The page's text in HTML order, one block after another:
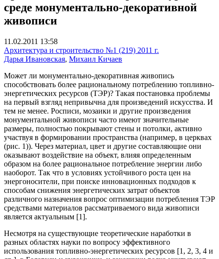
среде монументально-декоративной
живописи
11.02.2011 13:58
Архитектура и строительство №1 (219) 2011 г.
Дарья Ивановская, Михаил Кичаев
Может ли монументально-декоративная живопись
способствовать более рациональному потреблению топливно-
энергетических ресурсов (ТЭР)? Такая постановка проблемы
на первый взгляд непривычна для произведений искусства. И
тем не менее. Росписи, мозаики и другие произведения
монументальной живописи часто имеют значительные
размеры, полностью покрывают стены и потолки, активно
участвуя в формировании пространства (например, в церквах
(рис. 1)). Через материал, цвет и другие составляющие они
оказывают воздействие на объект, влияя определенным
образом на более рациональное потребление энергии либо
наоборот. Так что в условиях устойчивого роста цен на
энергоносители, при поиске инновационных подходов к
способам снижения энергетических затрат объектов
различного назначения вопрос оптимизации потребления ТЭР
средствами материалов рассматриваемого вида живописи
является актуальным [1].
Несмотря на существующие теоретические наработки в
разных областях науки по вопросу эффективного
использования топливно-энергетических ресурсов [1, 2, 3, 4 и